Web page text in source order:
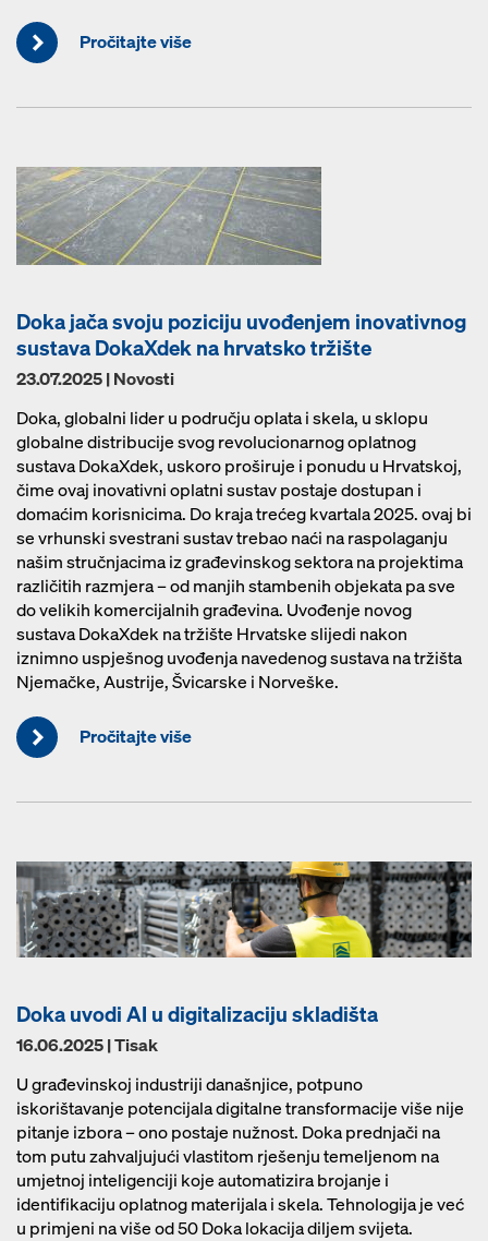
Pročitajte više
Doka jača svoju poziciju uvođenjem inovativnog
sustava DokaXdek na hrvatsko tržište
23.07.2025 | Novosti
Doka, globalni lider u području oplata i skela, u sklopu
globalne distribucije svog revolucionarnog oplatnog
sustava DokaXdek, uskoro proširuje i ponudu u Hrvatskoj,
čime ovaj inovativni oplatni sustav postaje dostupan i
domaćim korisnicima. Do kraja trećeg kvartala 2025. ovaj bi
se vrhunski svestrani sustav trebao naći na raspolaganju
našim stručnjacima iz građevinskog sektora na projektima
različitih razmjera – od manjih stambenih objekata pa sve
do velikih komercijalnih građevina. Uvođenje novog
sustava DokaXdek na tržište Hrvatske slijedi nakon
iznimno uspješnog uvođenja navedenog sustava na tržišta
Njemačke, Austrije, Švicarske i Norveške.
Pročitajte više
Doka uvodi AI u digitalizaciju skladišta
16.06.2025 | Tisak
U građevinskoj industriji današnjice, potpuno
iskorištavanje potencijala digitalne transformacije više nije
pitanje izbora – ono postaje nužnost. Doka prednjači na
tom putu zahvaljujući vlastitom rješenju temeljenom na
umjetnoj inteligenciji koje automatizira brojanje i
identifikaciju oplatnog materijala i skela. Tehnologija je već
u primjeni na više od 50 Doka lokacija diljem svijeta.